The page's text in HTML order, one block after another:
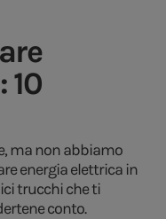
10
ma non abbiamo
energia elettrica in
trucchi che ti
conto.